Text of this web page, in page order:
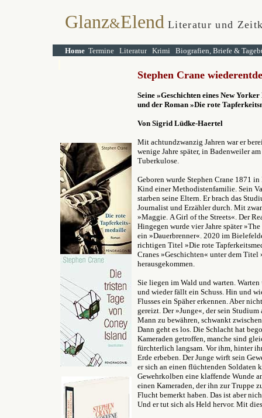
Glanz&Elend Literatur und
Home Termine Literatur Krimi Biografien, Briefe &
Stephen Crane
Seine »Geschichten eines New
und der Roman »Die rote
Von Sigrid Lüdke-Haertel
Mit achtundzwanzig Jahren war er
wenige Jahre später, in Badenweiler
Tuberkulose.
Geboren wurde Stephen Crane 1871
Kind einer Methodistenfamilie. Sein
starben seine Eltern. Er brach das
Journalist und Erzähler durch. Mit
»Maggie. A Girl of the Streets«. Der
Hingegen wurde vier Jahre später
ein »Dauerbrenner«. 2020 im
richtigen Titel »Die rote
Cranes »Geschichten« unter dem
herausgekommen.
Sie liegen im Wald und warten.
und wieder fällt ein Schuss. Hin und
Flusses ein Späher erkennen. Aber
gereizt. Der »Junge«, der sein
Mann zu bewähren, schwankt
Dann geht es los. Die Schlacht hat
Kameraden getroffen, manche sind
fürchterlich langsam. Vor ihm, hinter
Erde erbeben. Der Junge wirft sein
er sich an einen flüchtenden Soldaten
Gewehrkolben eine klaffende Wunde
einen Kameraden, der ihn zur Truppe
Flucht bemerkt haben. Das ist aber
Und er tut sich als Held hervor. Mit